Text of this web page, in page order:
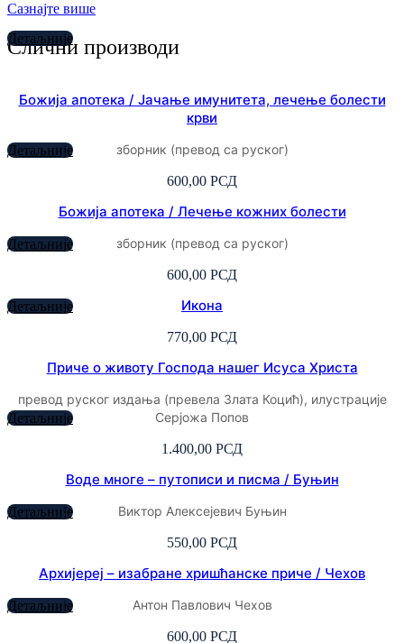
Сазнајте више
Слични производи
Детаљније
Божија апотека / Јачање имунитета, лечење болести
крви
зборник (превод са руског)
600,00 РСД
Детаљније
Божија апотека / Лечење кожних болести
зборник (превод са руског)
600,00 РСД
Детаљније
Икона
770,00 РСД
Детаљније
Приче о животу Господа нашег Исуса Христа
превод руског издања (превела Злата Коцић), илустрације
Серјожа Попов
1.400,00 РСД
Детаљније
Воде многе – путописи и писма / Буњин
Виктор Алексејевич Буњин
550,00 РСД
Детаљније
Архијереј – изабране хришћанске приче / Чехов
Антон Павлович Чехов
600,00 РСД
Детаљније